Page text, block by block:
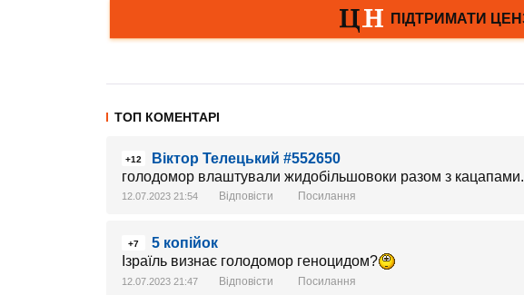
ТОП КОМЕНТАРІ
+12
Віктор Телецький #552650
голодомор влаштували жидобільшовоки разом з кацапами.
12.07.2023 21:54 Відповісти Посилання
+7
5 копійок
Ізраїль визнає голодомор геноцидом?
12.07.2023 21:47 Відповісти Посилання